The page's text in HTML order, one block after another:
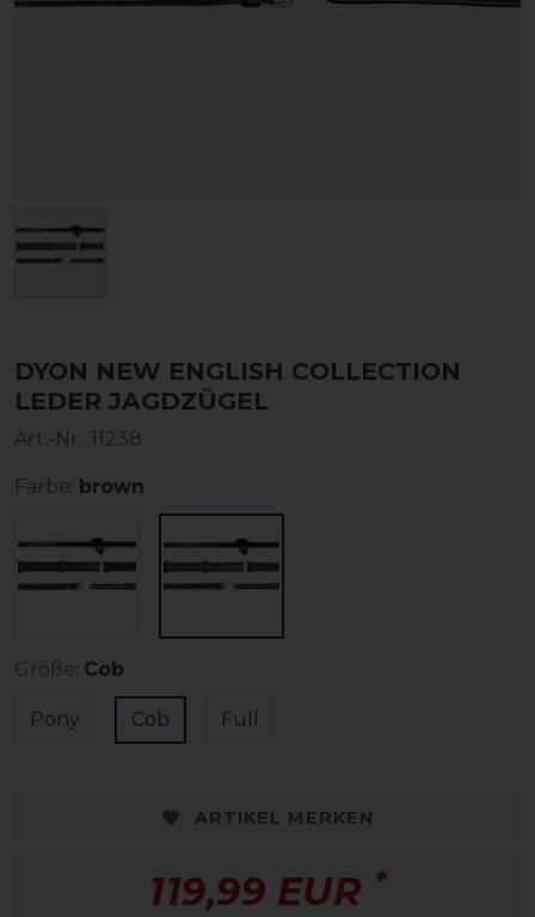
DYON NEW ENGLISH COLLECTION
LEDER JAGDZÜGEL
Art.-Nr.: 11238
Farbe: brown
Größe: Cob
Pony Cob Full
ARTIKEL MERKEN
119,99 EUR *